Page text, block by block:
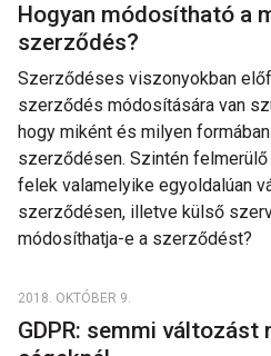
Hogyan módosítható a
szerződés?
Szerződéses viszonyokban
szerződés módosítására van
hogy miként és milyen
szerződésen. Szintén
felek valamelyike egyoldalúan
szerződésen, illetve külső
módosíthatja-e a szerződést?
2018. OKTÓBER 9.
GDPR: semmi változást